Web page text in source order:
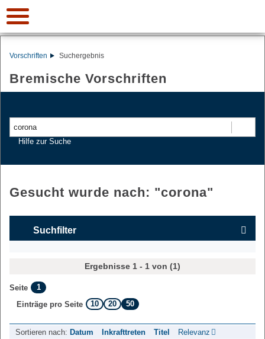
Vorschriften Suchergebnis
Bremische Vorschriften
Hilfe zur Suche
Gesucht wurde nach: "corona"
Suchfilter
Ergebnisse 1 - 1 von (1)
Seite
1
Einträge pro Seite
10 20 50
Sortieren nach: Datum Inkrafttreten Titel Relevanz